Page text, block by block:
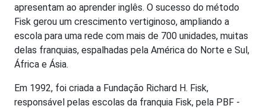
apresentam ao aprender inglês. O sucesso do método
Fisk gerou um crescimento vertiginoso, ampliando a
escola para uma rede com mais de 700 unidades, muitas
delas franquias, espalhadas pela América do Norte e Sul,
África e Ásia.
Em 1992, foi criada a Fundação Richard H. Fisk,
responsável pelas escolas da franquia Fisk, pela PBF -